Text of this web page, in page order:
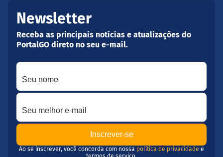
Newsletter
Receba as principais notícias e atualizações do
PortalGO direto no seu e-mail.
Seu nome
Seu melhor e-mail
Ao se inscrever, você concorda com nossa política de privacidade e